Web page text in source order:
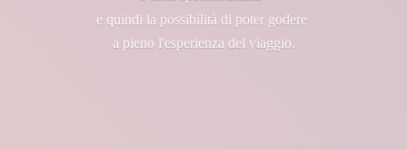
e quindi la possibilità di poter godere
a pieno l'esperienza del viaggio.